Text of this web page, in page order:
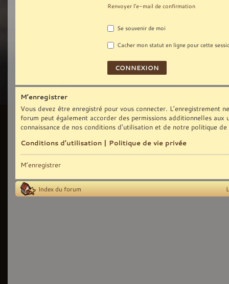
Renvoyer l’e-mail de confirmation
Se souvenir de moi
Cacher mon statut en ligne pour cette
M’enregistrer
Vous devez être enregistré pour vous connecter. L’enregistrement
forum peut également accorder des permissions additionnelles
connaissance de nos conditions d’utilisation et de notre politique
Conditions d’utilisation | Politique de vie privée
M’enregistrer
Index du forum